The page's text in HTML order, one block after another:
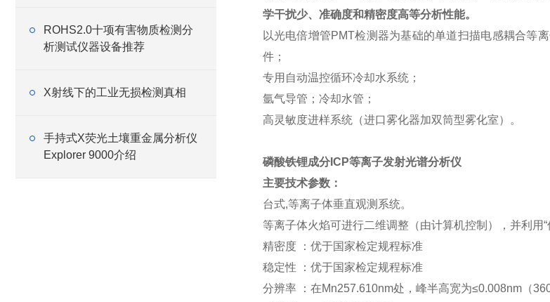
ROHS2.0十项有害物质检测分
析测试仪器设备推荐
X射线下的工业无损检测真相
手持式X荧光土壤重金属分析仪
Explorer 9000介绍
学干扰少、准确度和精密度高等分析性能。
以光电倍增管PMT检测器为基础的单道扫描电感耦合等
件；
专用自动温控循环冷却水系统；
氩气导管；冷却水管；
高灵敏度进样系统（进口雾化器加双筒型雾化室）。
磷酸铁锂成分ICP等离子发射光谱分析仪
主要技术参数：
台式,等离子体垂直观测系统。
等离子体火焰可进行二维调整（由计算机控制），并利用
精密度 ：优于国家检定规程标准
稳定性 ：优于国家检定规程标准
分辨率 ：在Mn257.610nm处，峰半高宽为≤0.008nm（